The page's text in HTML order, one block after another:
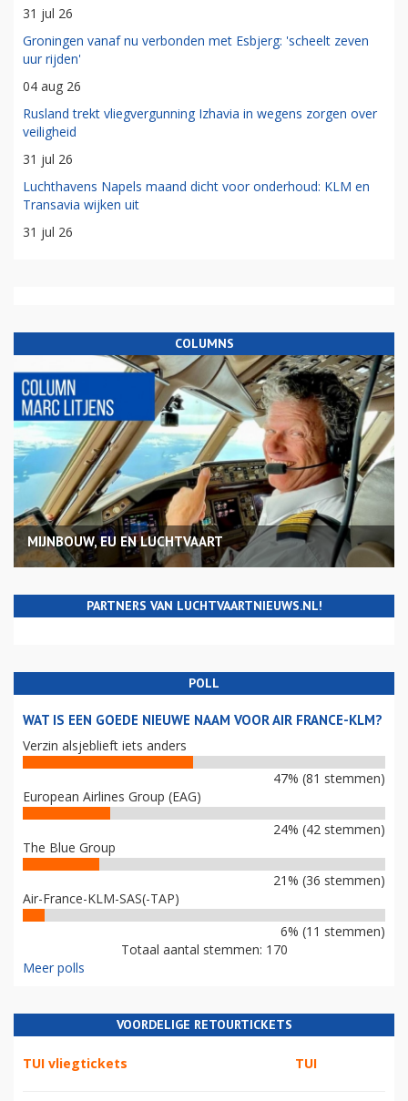
31 jul 26
Groningen vanaf nu verbonden met Esbjerg: 'scheelt zeven
uur rijden'
04 aug 26
Rusland trekt vliegvergunning Izhavia in wegens zorgen over
veiligheid
31 jul 26
Luchthavens Napels maand dicht voor onderhoud: KLM en
Transavia wijken uit
31 jul 26
COLUMNS
MIJNBOUW, EU EN LUCHTVAART
PARTNERS VAN LUCHTVAARTNIEUWS.NL!
POLL
WAT IS EEN GOEDE NIEUWE NAAM VOOR AIR FRANCE-KLM?
Verzin alsjeblieft iets anders
47% (81 stemmen)
European Airlines Group (EAG)
24% (42 stemmen)
The Blue Group
21% (36 stemmen)
Air-France-KLM-SAS(-TAP)
6% (11 stemmen)
Totaal aantal stemmen: 170
Meer polls
VOORDELIGE RETOURTICKETS
TUI vliegtickets TUI